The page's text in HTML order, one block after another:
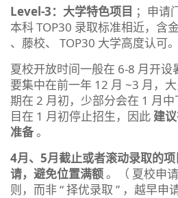
Level-3：大学特色项目 ；申请
本科 TOP30 录取标准相近，含
、藤校、 TOP30 大学高度认可。
夏校开放时间一般在 6-8 月开
要集中在前一年 12 月 ~3 月，
期在 2 月初，少部分会在 1 月
目在 1 月初停止招生，因此 建
准备。
4月、 5月截止或者滚动录取的
请，避免位置满额。（ 夏校申
则，而非 “ 择优录取 ” ，越早申